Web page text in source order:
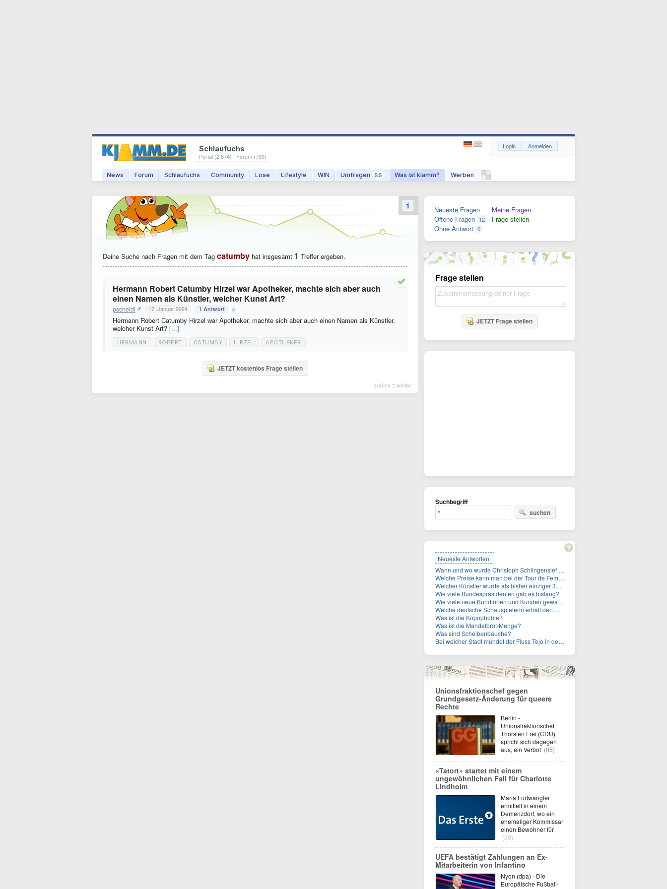
Schlaufuchs
Portal (2.874) · Forum (799)
News Forum Schlaufuchs Community Lose Lifestyle WIN Umfragen $$ Was ist klamm? Werben
Login Anmelden
Deine Suche nach Fragen mit dem Tag catumby hat insgesamt 1 Treffer ergeben.
Hermann Robert Catumby Hirzel war Apotheker, machte sich aber auch
einen Namen als Künstler, welcher Kunst Art?
pscheidl 17. Januar 2024 1 Antwort
Hermann Robert Catumby Hirzel war Apotheker, machte sich aber auch einen Namen als Künstler,
welcher Kunst Art? [...]
HERMANN ROBERT CATUMBY HIRZEL APOTHEKER
JETZT kostenlos Frage stellen
zurück :: weiter
1
Neueste Fragen
Offene Fragen 12
Ohne Antwort 0
Meine Fragen
Frage stellen
Frage stellen
JETZT Frage stellen
Suchbegriff
suchen
Neueste Antworten
Wann und wo wurde Christoph Schlingensief geboren?
Welche Preise kann man bei der Tour de Femmes 2026 gewinnen?
Welcher Künstler wurde als bisher einziger 3x in die Rock and Roll Hall of Fame aufgenommen?
Wie viele Bundespräsidenten gab es bislang?
Wie viele neue Kundinnen und Kunden gewann MagentaTV allein durch die WM hinzu?
Welche deutsche Schauspielerin erhält den Deutschen Kulturpolitikpreis?
Was ist die Kopophobie?
Was ist die Mandelbrot-Menge?
Was sind Scheibenbäuche?
Bei welcher Stadt mündet der Fluss Tejo in den Atlantik?
Unionsfraktionschef gegen
Grundgesetz-Änderung für queere
Rechte
Berlin -
Unionsfraktionschef
Thorsten Frei (CDU)
spricht sich dagegen
aus, ein Verbot (05)
«Tatort» startet mit einem
ungewöhnlichen Fall für Charlotte
Lindholm
Maria Furtwängler
ermittelt in einem
Demenzdorf, wo ein
ehemaliger Kommissar
einen Bewohner für
(00)
UEFA bestätigt Zahlungen an Ex-
Mitarbeiterin von Infantino
Nyon (dpa) - Die
Europäische Fußball-